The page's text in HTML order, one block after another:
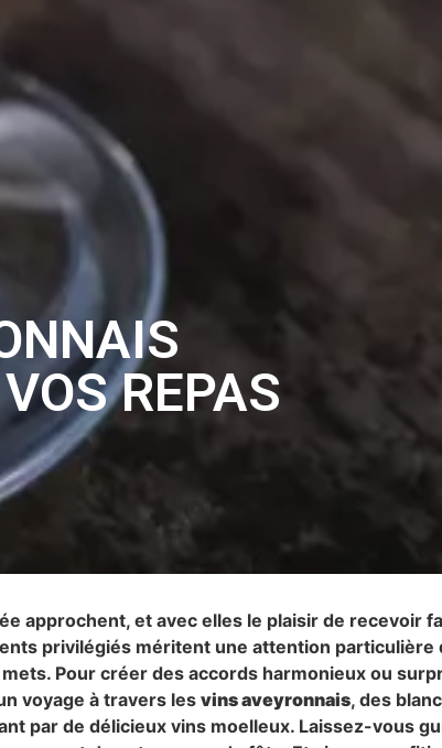
REPAS
approchent, et avec elles le plaisir de recevoir
privilégiés méritent une attention particulière
Pour créer des accords harmonieux ou
voyage à travers les vins aveyronnais, des
par de délicieux vins moelleux. Laissez-vous